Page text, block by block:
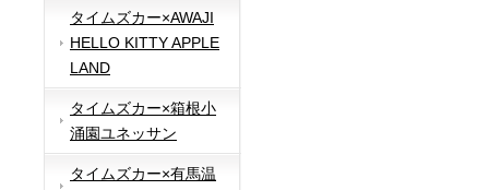
タイムズカー×AWAJI
HELLO KITTY APPLE
LAND
タイムズカー×箱根小
涌園ユネッサン
タイムズカー×有馬温